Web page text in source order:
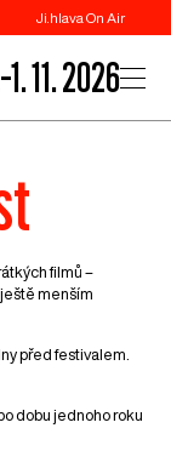
Ji.hlava On Air
11. 2026
filmů –
menším
před festivalem.
dobu jednoho roku